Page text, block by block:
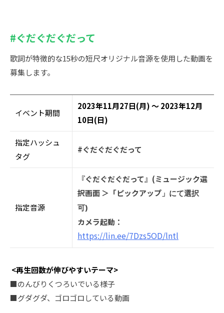
#ぐだぐだぐだって
歌詞が特徴的な15秒の短尺オリジナル⾳源を使用した動画を
募集します。
イベント期間
2023年11月27日(月) ～ 2023年12月
10日(日)
指定ハッシュ
タグ
#ぐだぐだぐだって
指定音源
『ぐだぐだぐだって』(ミュージック選
択画⾯ ＞「ピックアップ 」にて選択
可)
カメラ起動：
https://lin.ee/7Dzs5OD/lntl
<再生回数が伸びやすいテーマ>
■のんびりくつろいでいる様⼦
■グダグダ、ゴロゴロしている動画